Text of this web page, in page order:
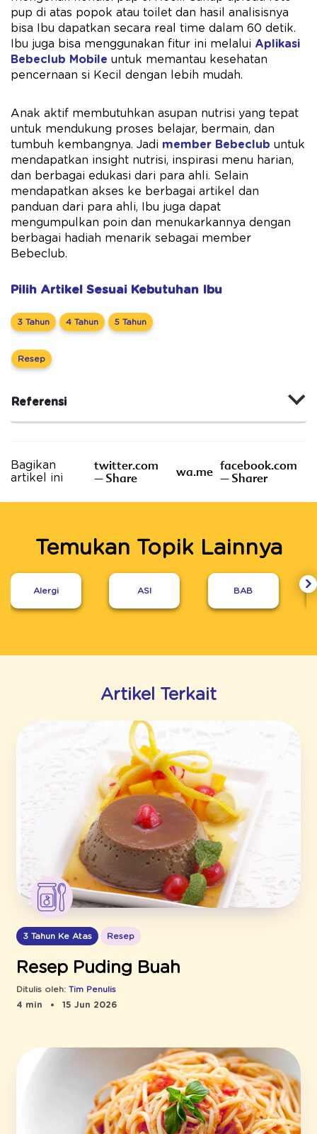
pup di atas popok atau toilet dan hasil analisisnya
bisa Ibu dapatkan secara real time dalam 60 detik.
Ibu juga bisa menggunakan fitur ini melalui Aplikasi
Bebeclub Mobile untuk memantau kesehatan
pencernaan si Kecil dengan lebih mudah.
Anak aktif membutuhkan asupan nutrisi yang tepat
untuk mendukung proses belajar, bermain, dan
tumbuh kembangnya. Jadi member Bebeclub untuk
mendapatkan insight nutrisi, inspirasi menu harian,
dan berbagai edukasi dari para ahli. Selain
mendapatkan akses ke berbagai artikel dan
panduan dari para ahli, Ibu juga dapat
mengumpulkan poin dan menukarkannya dengan
berbagai hadiah menarik sebagai member
Bebeclub.
Pilih Artikel Sesuai Kebutuhan Ibu
3 Tahun 4 Tahun 5 Tahun
Resep
Referensi
Bagikan
artikel ini
twitter.com
– Share
wa.me facebook.com
– Sharer
Temukan Topik Lainnya
Alergi ASI BAB
Artikel Terkait
3 Tahun Ke Atas Resep
Resep Puding Buah
Ditulis oleh: Tim Penulis
4 min
15 Jun 2026